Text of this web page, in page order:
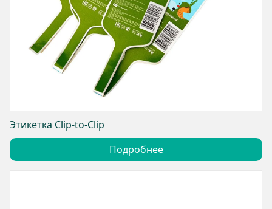
Этикетка Clip-to-Clip
Подробнее